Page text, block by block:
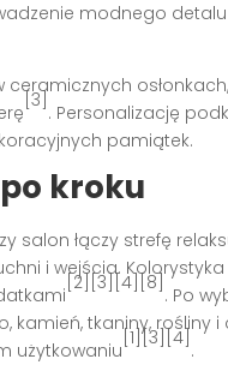
modnego
ceramicznych
[3]
. Personalizację
pamiątek.
kroku
łączy strefę
i wejścia.
[2][3][4][8]
. Po
kamień, tkaniny, rośliny
użytkowaniu
[1][3][4]
.